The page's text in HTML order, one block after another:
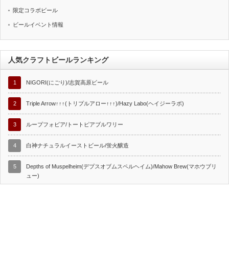
限定コラボビール
ビールイベント情報
人気クラフトビールランキング
1 NIGORI(にごり)/志賀高原ビール
2 Triple Arrow↑↑↑(トリプルアロー↑↑↑)/Hazy Labo(ヘイジーラボ)
3 ループフォビア/トートピアブルワリー
4 白神ナチュラルイーストビール/蛍火醸造
5
Depths of Muspelheim(デプスオブムスペルヘイム)/Mahow Brew(マホウブリ
ュー)